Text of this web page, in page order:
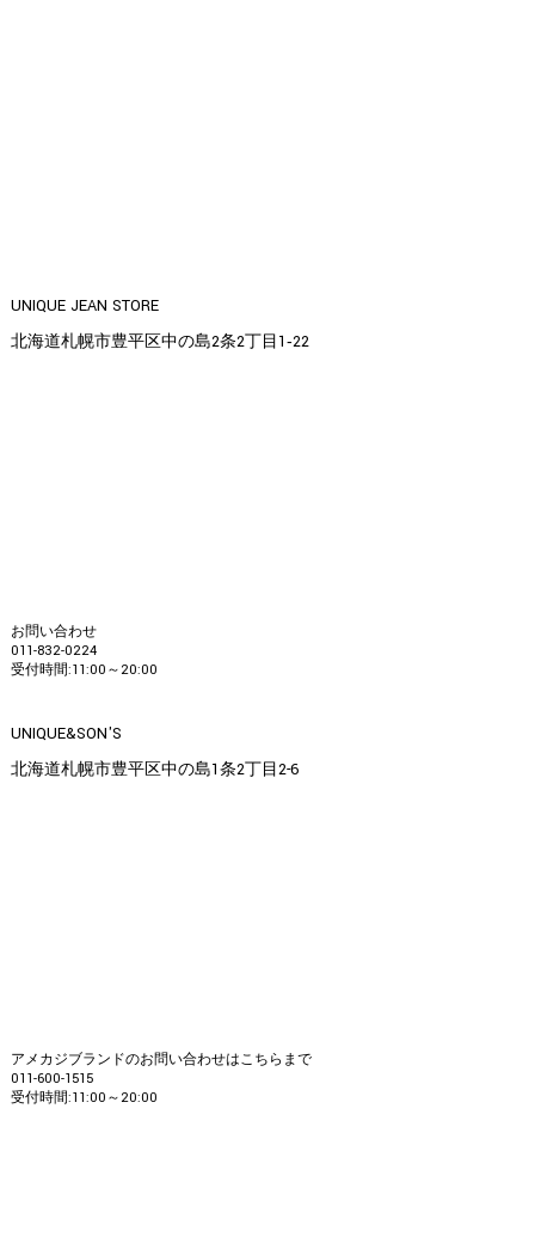
UNIQUE JEAN STORE
北海道札幌市豊平区中の島2条2丁目1‐22
お問い合わせ
011-832-0224
受付時間:11:00～20:00
UNIQUE&SON'S
北海道札幌市豊平区中の島1条2丁目2-6
アメカジブランドのお問い合わせはこちらまで
011-600-1515
受付時間:11:00～20:00